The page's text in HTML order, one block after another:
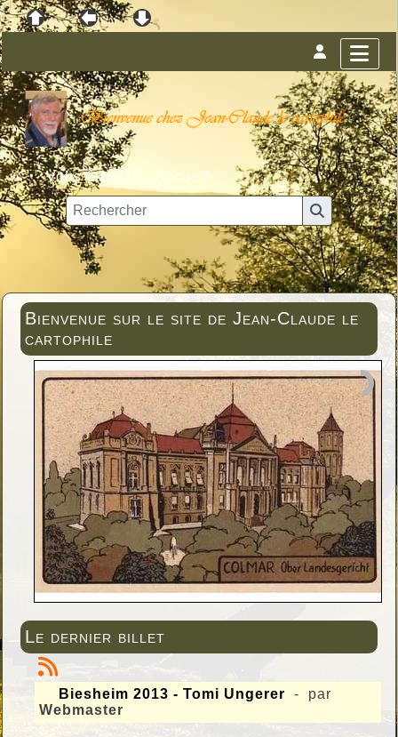
Vous êtes ici : Accueil
Bienvenue sur le site de Jean-Claude le
cartophile
Le dernier billet
Biesheim 2013 - Tomi Ungerer
- par
Webmaster